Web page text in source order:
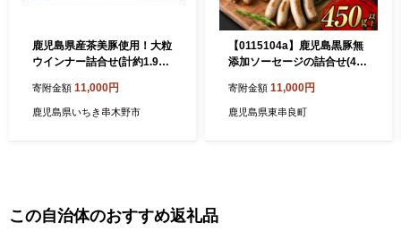
鹿児島県産茶美豚使用！大粒
ウインナー詰合せ(計約1.9k
児島県産 加工品 詰め合わせ
ウィンナー ソーセージ あら
寄附金額 11,000円
鹿児島県いちき串木野市
【0115104a】鹿児島黒豚無
添加ソーセージの詰合せ(4
ぶた肉 ソーセージ フランク
フルト スモーク【鹿児島ま
寄附金額 11,000円
鹿児島県東串良町
この自治体のおすすめ返礼品